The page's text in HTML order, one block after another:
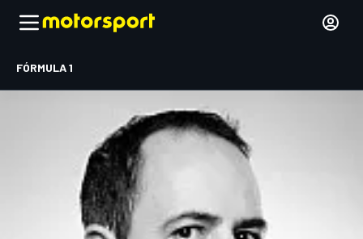
FÓRMULA 1